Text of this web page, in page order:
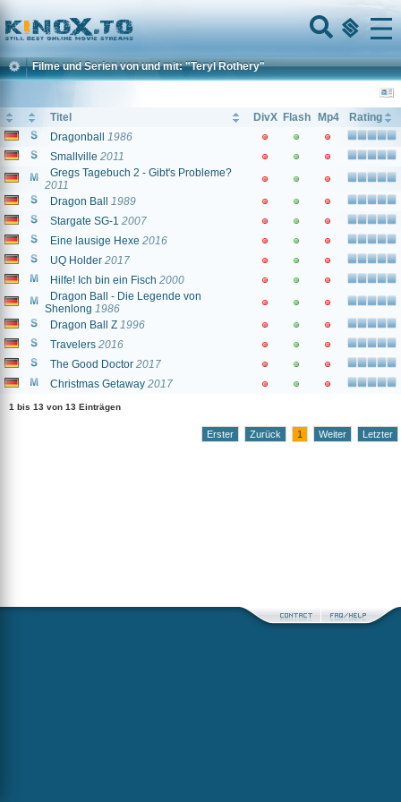
Home
Menu
Filme und Serien von und mit: "Teryl Rothery"
Titel DivX Flash Mp4
Rating
Dragonball
1986
Smallville 2011
Gregs Tagebuch 2 - Gibt's Probleme?
2011
Dragon Ball
1989
Stargate SG-1 2007
Eine lausige Hexe 2016
UQ Holder 2017
Hilfe! Ich bin ein Fisch 2000
Dragon Ball - Die Legende von
Shenlong 1986
Dragon Ball Z 1996
Travelers 2016
The Good Doctor 2017
Christmas Getaway 2017
1 bis 13 von 13 Einträgen
Erster Zurück 1 Weiter Letzter